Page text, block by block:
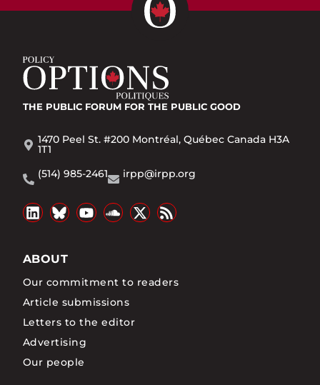
THE PUBLIC FORUM FOR THE PUBLIC GOOD
1470 Peel St. #200 Montréal, Québec Canada H3A
1T1
(514) 985-2461
irpp@irpp.org
ABOUT
Our commitment to readers
Article submissions
Letters to the editor
Advertising
Our people